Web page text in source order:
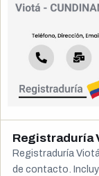
Registraduría
Registraduría
de contacto.